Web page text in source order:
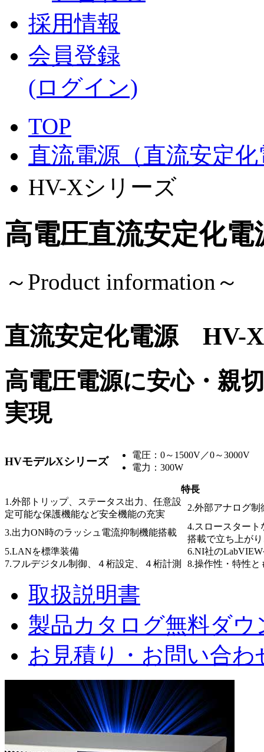
採用情報
会員登録
(ログイン)
TOP
直流電源（直流安定
HV-Xシリーズ
高電圧直流安定化
～Product information～
直流安定化電源 HV-
高電圧電源に安心・親
実現
HVモデルXシリーズ
電圧：0～1500V／0～3000V
電力：300W
特長
1.外部トリップ、ステータス出力、任意設
定可能な保護機能など安全機能の充実
2.外部アナログ
3.出力ON時のラッシュ電流抑制機能搭載
4.スロースター
搭載で立ち上が
5.LANを標準装備
6.NI社の
7.フルデジタル制御、４桁設定、４桁計測
8.操作性・特性
取扱説明書
製品カタログ無料ダウ
お見積り・お問い合わ